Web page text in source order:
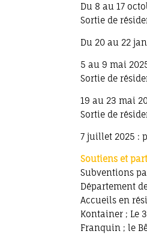
Du 8 au 17
Sortie de
Du 20 au 22
5 au 9 mai
Sortie de
19 au 23 mai
Sortie de
7 juillet 2025 :
Soutiens et
Subventions
Département
Accueils en
Kontainer ; Le
Franquin ; le